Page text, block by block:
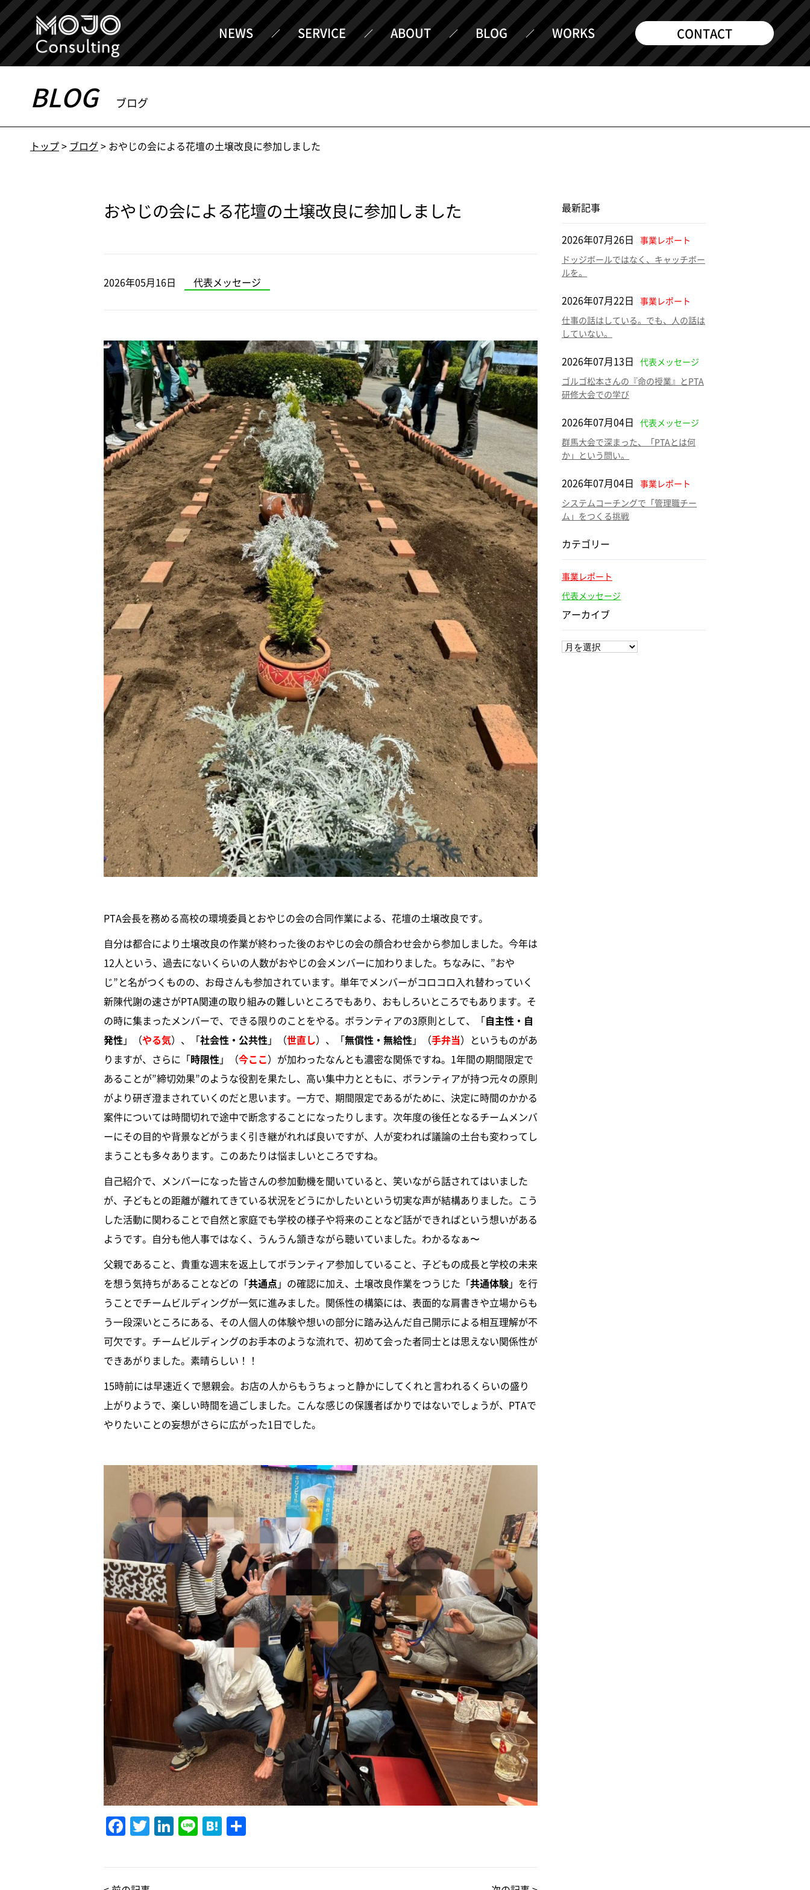
NEWS SERVICE ABOUT BLOG WORKS CONTACT
BLOG ブログ
トップ> ブログ> おやじの会による花壇の土壌改良に参加しました
おやじの会による花壇の土壌改良に参加しました
2026年05月16日 代表メッセージ
PTA会長を務める高校の環境委員とおやじの会の合同作業による、花壇の土壌改良です。
自分は都合により土壌改良の作業が終わった後のおやじの会の顔合わせ会から参加しました。今年は
12人という、過去にないくらいの人数がおやじの会メンバーに加わりました。ちなみに、”おや
じ”と名がつくものの、お母さんも参加されています。単年でメンバーがコロコロ入れ替わっていく
新陳代謝の速さがPTA関連の取り組みの難しいところでもあり、おもしろいところでもあります。そ
の時に集まったメンバーで、できる限りのことをやる。ボランティアの3原則として、「自主性・自
発性」（やる気）、「社会性・公共性」（世直し）、「無償性・無給性」（手弁当）というものがあ
りますが、さらに「時限性」（今ここ）が加わったなんとも濃密な関係ですね。1年間の期間限定で
あることが”締切効果”のような役割を果たし、高い集中力とともに、ボランティアが持つ元々の原則
がより研ぎ澄まされていくのだと思います。一方で、期間限定であるがために、決定に時間のかかる
案件については時間切れで途中で断念することになったりします。次年度の後任となるチームメンバ
ーにその目的や背景などがうまく引き継がれれば良いですが、人が変われば議論の土台も変わってし
まうことも多々あります。このあたりは悩ましいところですね。
自己紹介で、メンバーになった皆さんの参加動機を聞いていると、笑いながら話されてはいました
が、子どもとの距離が離れてきている状況をどうにかしたいという切実な声が結構ありました。こう
した活動に関わることで自然と家庭でも学校の様子や将来のことなど話ができればという想いがある
ようです。自分も他人事ではなく、うんうん頷きながら聴いていました。わかるなぁ〜
父親であること、貴重な週末を返上してボランティア参加していること、子どもの成長と学校の未来
を想う気持ちがあることなどの「共通点 」の確認に加え、土壌改良作業をつうじた「共通体験」を行
うことでチームビルディングが一気に進みました。関係性の構築には、表面的な肩書きや立場からも
う一段深いところにある、その人個人の体験や想いの部分に踏み込んだ自己開示による相互理解が不
可欠です。チームビルディングのお手本のような流れで、初めて会った者同士とは思えない関係性が
できあがりました。素晴らしい！！
15時前には早速近くで懇親会。お店の人からもうちょっと静かにしてくれと言われるくらいの盛り
上がりようで、楽しい時間を過ごしました。こんな感じの保護者ばかりではないでしょうが、PTAで
やりたいことの妄想がさらに広がった1日でした。
F
a
c
e
T
w
it
te
Li
n
k
Li
n
e
H
at
e
最新記事
2026年07月26日 事業レポート
ドッジボールではなく、キャッチボー
ルを。
2026年07月22日 事業レポート
仕事の話はしている。でも、人の話は
していない。
2026年07月13日 代表メッセージ
ゴルゴ松本さんの『命の授業』とPTA
研修大会での学び
2026年07月04日 代表メッセージ
群馬大会で深まった、「PTAとは何
か」という問い。
2026年07月04日 事業レポート
システムコーチングで「管理職チー
ム」をつくる挑戦
カテゴリー
事業レポート
代表メッセージ
アーカイブ